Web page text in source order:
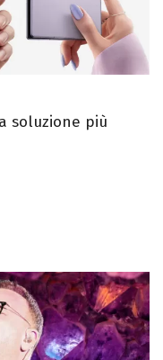
soluzione più